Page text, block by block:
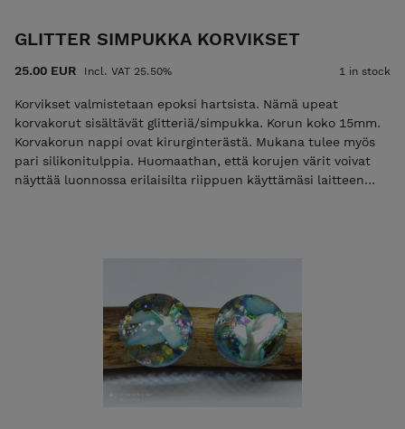
GLITTER SIMPUKKA KORVIKSET
25.00 EUR Incl. VAT 25.50% 1 in stock
Korvikset valmistetaan epoksi hartsista. Nämä upeat
korvakorut sisältävät glitteriä/simpukka. Korun koko 15mm.
Korvakorun nappi ovat kirurginterästä. Mukana tulee myös
pari silikonitulppia. Huomaathan, että korujen värit voivat
näyttää luonnossa erilaisilta riippuen käyttämäsi laitteen